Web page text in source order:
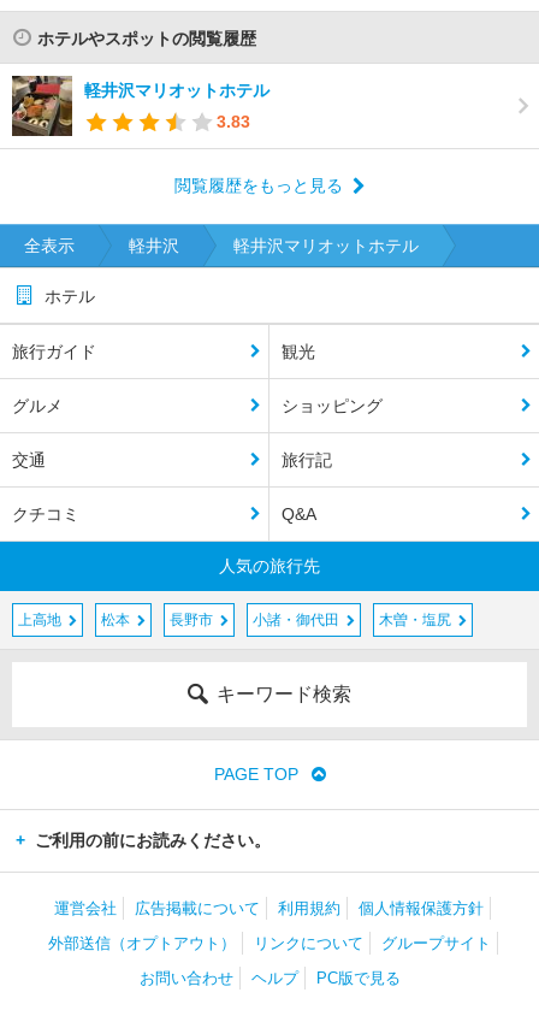
ホテルやスポットの閲覧履歴
軽井沢マリオットホテル
3.83
閲覧履歴をもっと見る
全表示 軽井沢 軽井沢マリオットホテル
ホテル
旅行ガイド 観光
グルメ ショッピング
交通 旅行記
クチコミ Q&A
人気の旅行先
上高地 松本 長野市 小諸・御代田 木曽・塩尻
キーワード検索
PAGE TOP
ご利用の前にお読みください。
運営会社 広告掲載について 利用規約
個人情報保護方針
外部送信（オプトアウト）
リンクについて
グループサイト
お問い合わせ
ヘルプ PC版で見る